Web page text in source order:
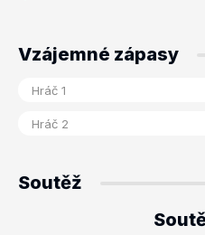
Vzájemné zápasy
Soutěž